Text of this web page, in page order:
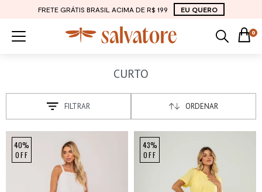
FRETE GRÁTIS BRASIL ACIMA DE R$ 199 EU QUERO
0
CURTO
FILTRAR ORDENAR
40%
OFF
43%
OFF